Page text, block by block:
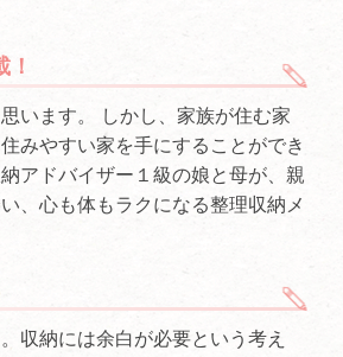
います。 しかし、家族が住む家
みやすい家を手にすることができ
アドバイザー１級の娘と母が、親
、心も体もラクになる整理収納メ
収納には余白が必要という考え